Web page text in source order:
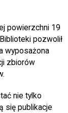
powierzchni 19
pozwolił
wyposażona
zbiorów
nie tylko
się publikacje